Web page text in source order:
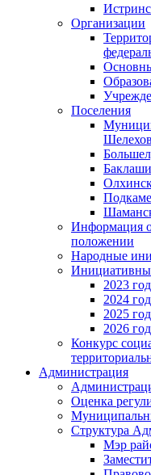
Организации
Поселения
Информация
положении
Народные
2023 год
2024 год
2025 год
2026 год
Конкурс
Администрация
Оценка
Структура
Мэр